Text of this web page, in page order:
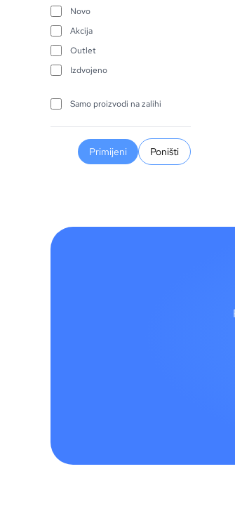
Novo
Akcija
Outlet
Izdvojeno
Samo proizvodi na zalihi
Primijeni Poništi